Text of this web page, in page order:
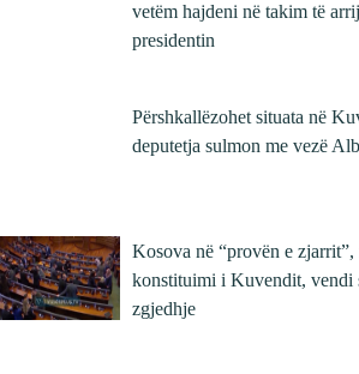
vetëm hajdeni në takim të
presidentin
Përshkallëzohet situata në
deputetja sulmon me vezë
Kosova në “provën e zjarrit”,
konstituimi i Kuvendit, vendi
zgjedhje